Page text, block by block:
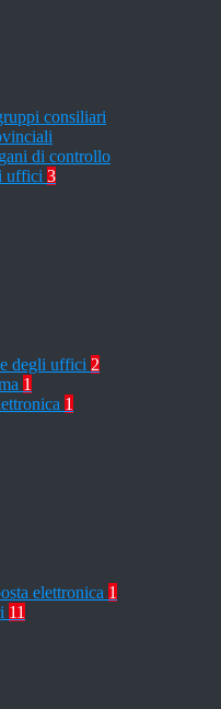
consiliari
di controllo
uffici 3
degli uffici 2
1
1
elettronica 1
11